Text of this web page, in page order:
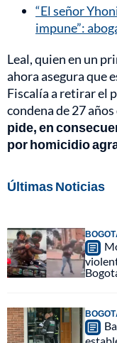
“El señor
impune”:
Leal, quien en un
ahora asegura que
Fiscalía a retirar el
condena de 27 años
pide, en
por homicidio
Últimas Noticias